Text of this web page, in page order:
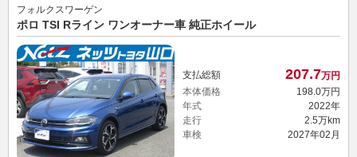
フォルクスワーゲン
ポロ TSI Rライン ワンオーナー車 純正ホイール
支払総額 207.7万円
本体価格
198. 0万円
年式
2022年
走行
2.5万km
車検
2027年02月